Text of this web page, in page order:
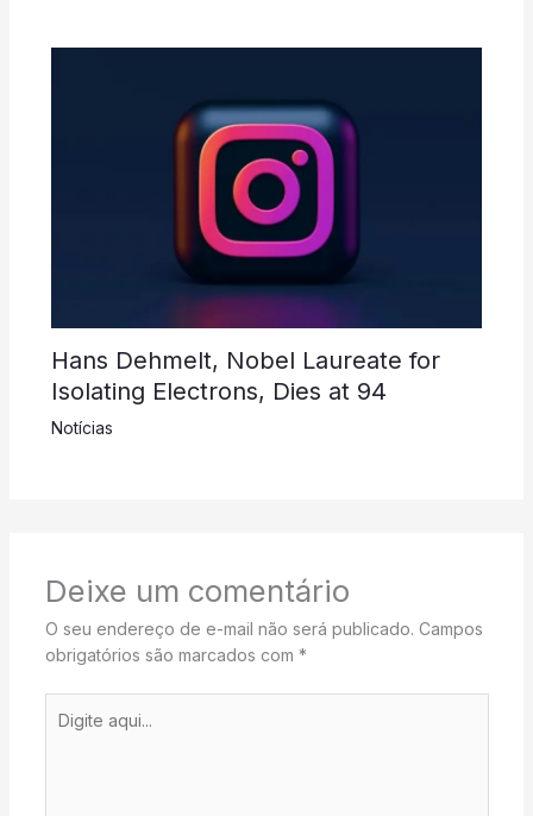
Hans Dehmelt, Nobel Laureate for
Isolating Electrons, Dies at 94
Notícias
Deixe um comentário
O seu endereço de e-mail não será publicado. Campos
obrigatórios são marcados com *
aqui...